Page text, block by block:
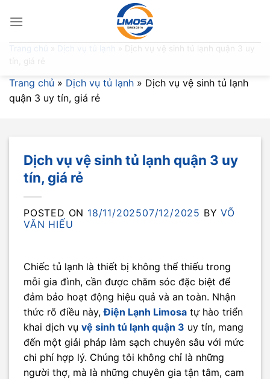
Dịch vụ vệ sinh tủ lạnh quận 3 uy
tín, giá rẻ
Trang chủ » Dịch vụ tủ lạnh » Dịch vụ vệ sinh tủ lạnh
quận 3 uy tín, giá rẻ
Dịch vụ vệ sinh tủ lạnh quận 3 uy
tín, giá rẻ
POSTED ON 18/11/202507/12/2025 BYVÕ
VĂN HIẾU
Chiếc tủ lạnh là thiết bị không thể thiếu trong
mỗi gia đình, cần được chăm sóc đặc biệt để
đảm bảo hoạt động hiệu quả và an toàn. Nhận
thức rõ điều này,Điện Lạnh Limosa tự hào triển
khai dịch vụ vệ sinh tủ lạnh quận 3 uy tín, mang
đến một giải pháp làm sạch chuyên sâu với mức
chi phí hợp lý. Chúng tôi không chỉ là những
người thợ, mà là những chuyên gia tận tâm, cam